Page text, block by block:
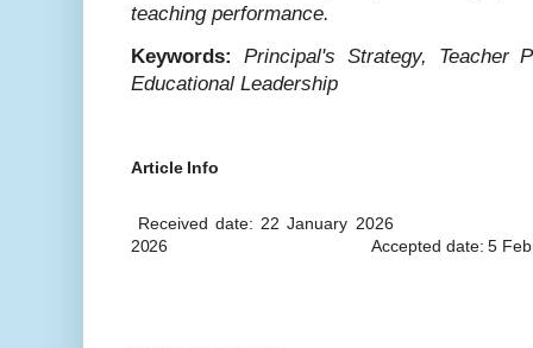
teaching performance.
Keywords:
Principal's Strategy, Teacher
Educational Leadership
Article Info
Received date: 22 January 2026
2026
Accepted date: 5